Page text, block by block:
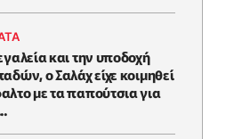
και την υποδοχή
ο Σαλάχ είχε κοιμηθεί
με τα παπούτσια για